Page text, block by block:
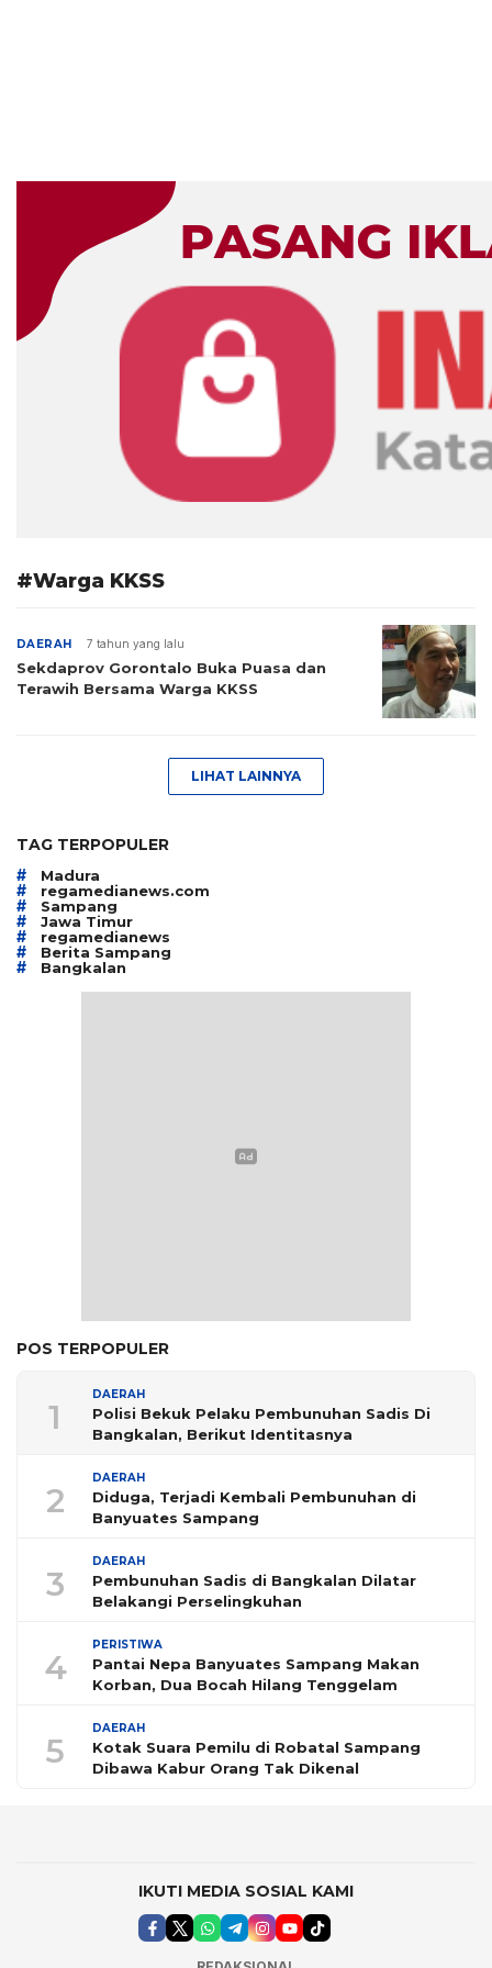
#Warga KKSS
DAERAH 7 tahun yang lalu
Sekdaprov Gorontalo Buka Puasa dan
Terawih Bersama Warga KKSS
LIHAT LAINNYA
TAG TERPOPULER
# Madura
# regamedianews.com
# Sampang
# Jawa Timur
# regamedianews
# Berita Sampang
# Bangkalan
POS TERPOPULER
1
DAERAH
Polisi Bekuk Pelaku Pembunuhan Sadis Di
Bangkalan, Berikut Identitasnya
2
DAERAH
Diduga, Terjadi Kembali Pembunuhan di
Banyuates Sampang
3
DAERAH
Pembunuhan Sadis di Bangkalan Dilatar
Belakangi Perselingkuhan
4
PERISTIWA
Pantai Nepa Banyuates Sampang Makan
Korban, Dua Bocah Hilang Tenggelam
5
DAERAH
Kotak Suara Pemilu di Robatal Sampang
Dibawa Kabur Orang Tak Dikenal
IKUTI MEDIA SOSIAL KAMI